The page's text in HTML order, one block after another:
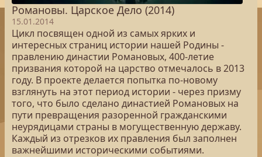
Романовы. Царское Дело (2014)
15.01.2014
Цикл посвящен одной из самых ярких и
интересных страниц истории нашей Родины -
правлению династии Романовых, 400-летие
призвания которой на царство отмечалось в 2013
году. В проекте делается попытка по-новому
взглянуть на этот период истории - через призму
того, что было сделано династией Романовых на
пути превращения разоренной гражданскими
неурядицами страны в могущественную державу.
Каждый из отрезков их правления был заполнен
важнейшими историческими событиями.